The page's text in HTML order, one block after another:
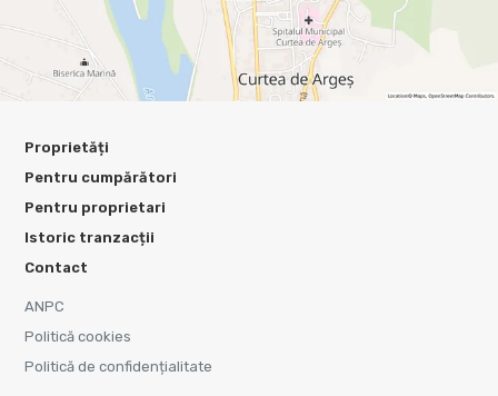
Proprietăți
Pentru cumpărători
Pentru proprietari
Istoric tranzacții
Contact
ANPC
Politică cookies
Politică de confidențialitate